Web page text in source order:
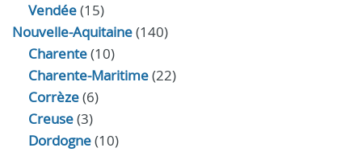
Vendée(15)
Nouvelle-Aquitaine(140)
Charente(10)
Charente-Maritime(22)
Corrèze(6)
Creuse(3)
Dordogne(10)